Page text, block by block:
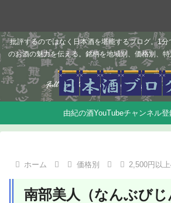
批評するのではなく日本酒を堪能するブログ。1
のお酒の魅力を伝える。銘柄を地域別、価格別、特
由紀の酒YouTubeチャンネル
ホーム 価格別 2,500円以
南部美人（なんぶびじ